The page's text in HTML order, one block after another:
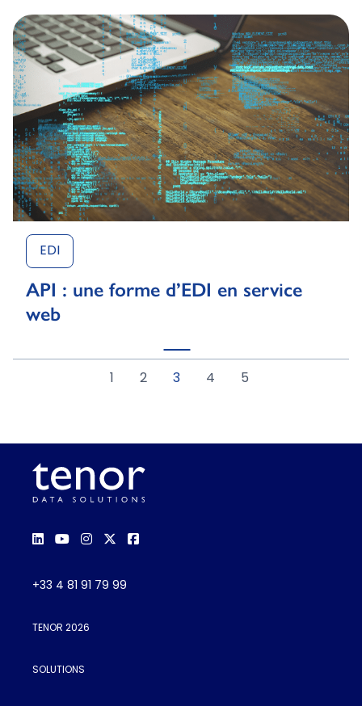
EDI
API : une forme d’EDI en service
web
2 3 4 5
+33 4 81 91 79 99
TENOR 2026
SOLUTIONS